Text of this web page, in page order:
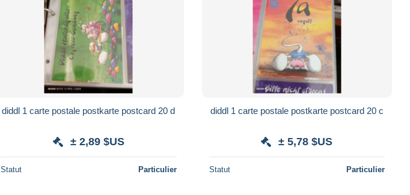
diddl 1 carte postale postkarte postcard 20 d
± 2,89 $US
Statut Particulier
diddl 1 carte postale postkarte postcard 20 c
± 5,78 $US
Statut Particulier